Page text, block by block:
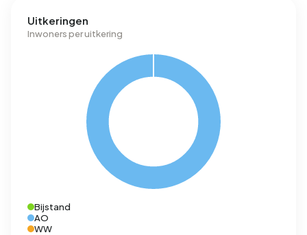
Uitkeringen
Inwoners per uitkering
Bijstand
AO
WW